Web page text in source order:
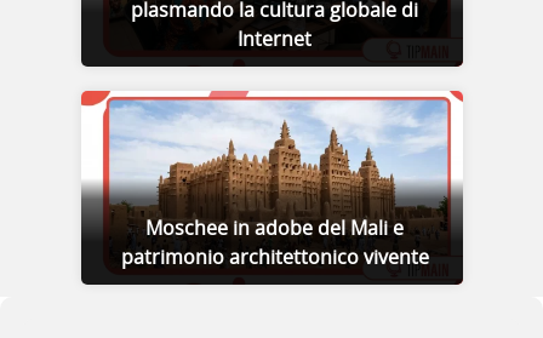
plasmando la cultura globale di
Internet
Moschee in adobe del Mali e
patrimonio architettonico vivente